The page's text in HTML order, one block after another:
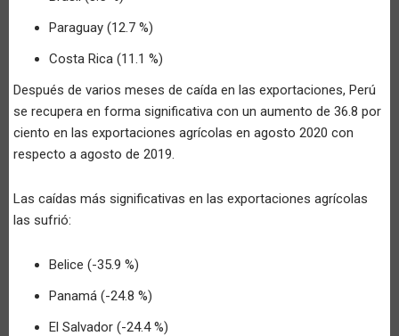
Paraguay (12.7 %)
Costa Rica (11.1 %)
Después de varios meses de caída en las exportaciones, Perú
se recupera en forma significativa con un aumento de 36.8 por
ciento en las exportaciones agrícolas en agosto 2020 con
respecto a agosto de 2019.
Las caídas más significativas en las exportaciones agrícolas
las sufrió:
Belice (-35.9 %)
Panamá (-24.8 %)
El Salvador (-24.4 %)